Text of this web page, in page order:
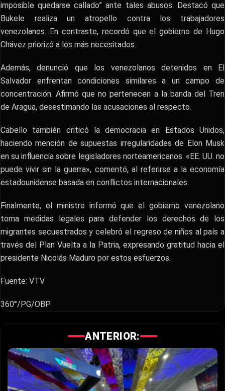
imposible quedarse callado” ante tales abusos. Destacó que
Bukele realiza un atropello contra los trabajadores
venezolanos. En contraste, recordó que el gobierno de Hugo
Chávez priorizó a los más necesitados.
Además, denunció que los venezolanos detenidos en El
Salvador enfrentan condiciones similares a un campo de
concentración. Afirmó que no pertenecen a la banda del Tren
de Aragua, desestimando las acusaciones al respecto.
Cabello también criticó la democracia en Estados Unidos,
haciendo mención de supuestas irregularidades de Elon Musk
en su influencia sobre legisladores norteamericanos. «EE. UU. no
puede vivir sin la guerra», comentó, al referirse a la economía
estadounidense basada en conflictos internacionales.
Finalmente, el ministro informó que el gobierno venezolano
toma medidas legales para defender los derechos de los
migrantes secuestrados y celebró el regreso de niños al país a
través del Plan Vuelta a la Patria, expresando gratitud hacia el
presidente Nicolás Maduro por estos esfuerzos.
Fuente: VTV
360°/PG/OBP
ANTERIOR: